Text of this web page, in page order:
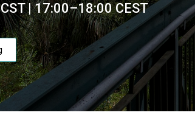
| 17:00–18:00 CEST